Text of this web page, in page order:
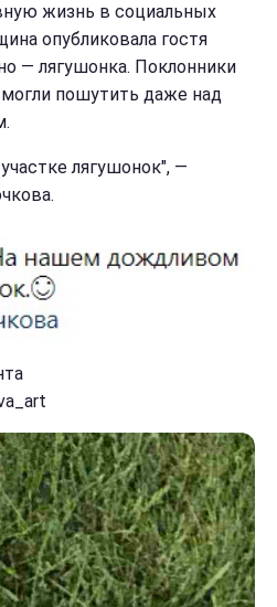
жизнь в социальных
опубликовала гостя
— лягушонка. Поклонники
пошутить даже над
лягушонок", —